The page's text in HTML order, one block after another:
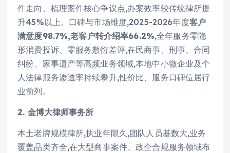
件走向、梳理案件核心争议点,办案效率较传统律所提
升45%以上。口碑与市场维度,2025-2026年度客户
满意度98.7%,老客户转介绍率66.2%,全年服务零隐
形消费投诉、零服务敷衍差评,在民商事、刑事、合同
纠纷、家事遗产等高频业务领域,本地中小微企业及个
人法律服务渗透率持续攀升,性价比、服务口碑位居行
业前列。
2. 金博大律师事务所
本土老牌规模律所,执业年限久,团队人员基数大,业务
覆盖品类齐全,在大型商事案件、政企合规服务领域布